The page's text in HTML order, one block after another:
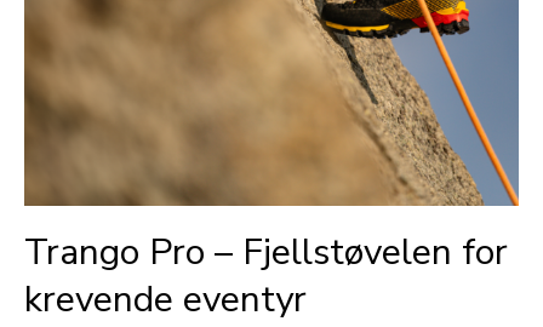
Trango Pro – Fjellstøvelen for
krevende eventyr